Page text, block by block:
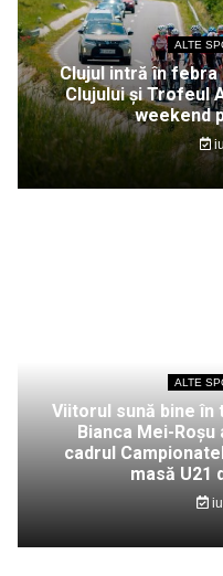
ALTE
Clujul intră în febra
Clujului și Trofeul
weekend
ALTE
Viitorul sună bine în
Bianca Mei-Roșu
cadrul
masă U21